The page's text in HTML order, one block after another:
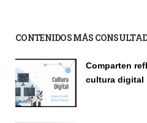
CONTENIDOS MÁS
Comparten
cultura digital